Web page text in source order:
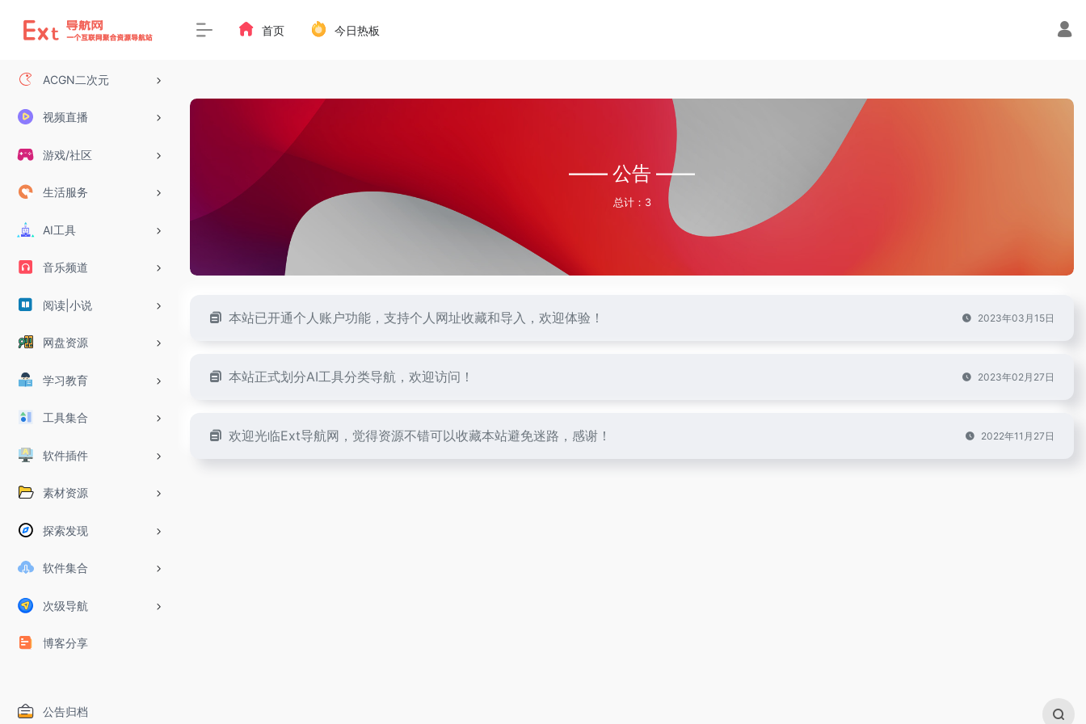
ACGN二次元
视频直播
游戏/社区
生活服务
AI工具
音乐频道
阅读|小说
网盘资源
学习教育
工具集合
软件插件
素材资源
探索发现
软件集合
次级导航
博客分享
公告归档
首页 今日热板
—— 公告 ——
总计：3
本站已开通个人账户功能，支持个人网址收藏和导入，欢迎体验！ 2023年03月15日
本站正式划分AI工具分类导航，欢迎访问！ 2023年02月27日
欢迎光临Ext导航网，觉得资源不错可以收藏本站避免迷路，感谢！ 2022年11月27日